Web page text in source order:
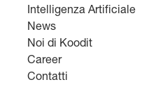
Intelligenza Artificiale
News
Noi di Koodit
Career
Contatti